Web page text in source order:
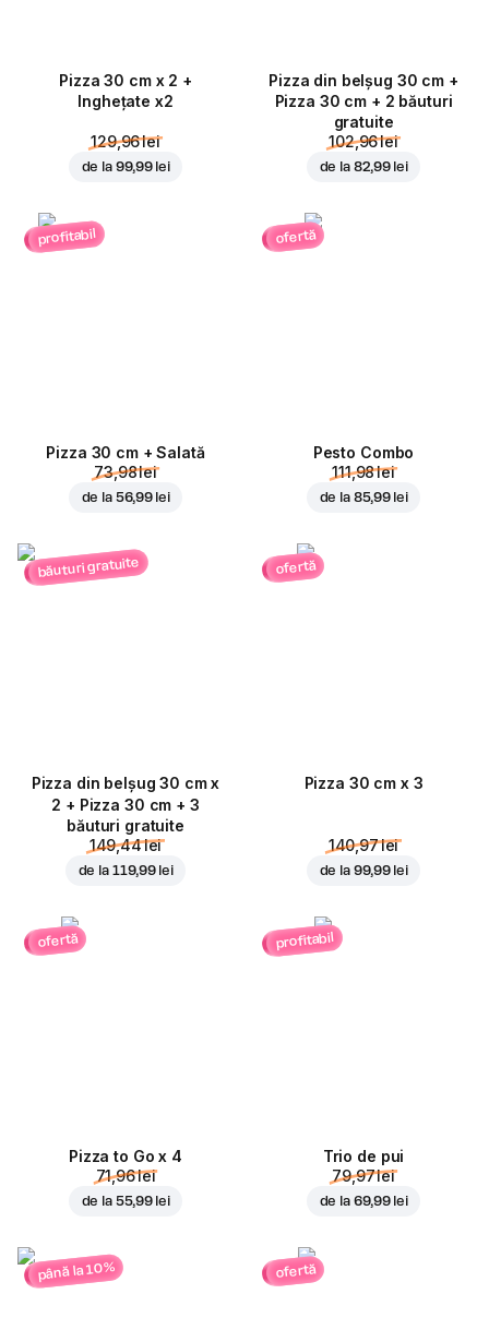
Pizza 30 cm x 2 +
Inghețate x2
129,96 lei
de la 99,99 lei
Pizza din belșug 30 cm +
Pizza 30 cm + 2 băuturi
gratuite
102,96 lei
de la 82,99 lei
profitabil
Pizza 30 cm + Salată
73,98 lei
de la 56,99 lei
ofertă
Pesto Combo
111,98 lei
de la 85,99 lei
băuturi gratuite
Pizza din belșug 30 cm x
2 + Pizza 30 cm + 3
băuturi gratuite
149,44 lei
de la 119,99 lei
ofertă
Pizza 30 cm x 3
140,97 lei
de la 99,99 lei
ofertă
Pizza to Go x 4
71,96 lei
de la 55,99 lei
profitabil
Trio de pui
79,97 lei
de la 69,99 lei
până la 10% ofertă